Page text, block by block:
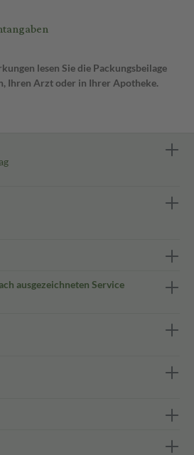
lesen Sie die Packungsbeilage
Ihren Arzt oder in Ihrer Apotheke.
ausgezeichneten Service